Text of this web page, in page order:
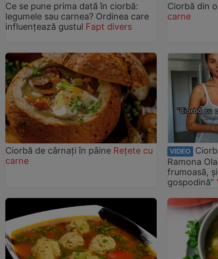
Ce se pune prima dată în ciorbă:
legumele sau carnea? Ordinea care
influențează gustul Fapt divers
Ciorbă din
carne
Ciorbă de cârnați în pâine Rețete cu
carne
VIDEO
Ramona
frumoasă,
gospodină”